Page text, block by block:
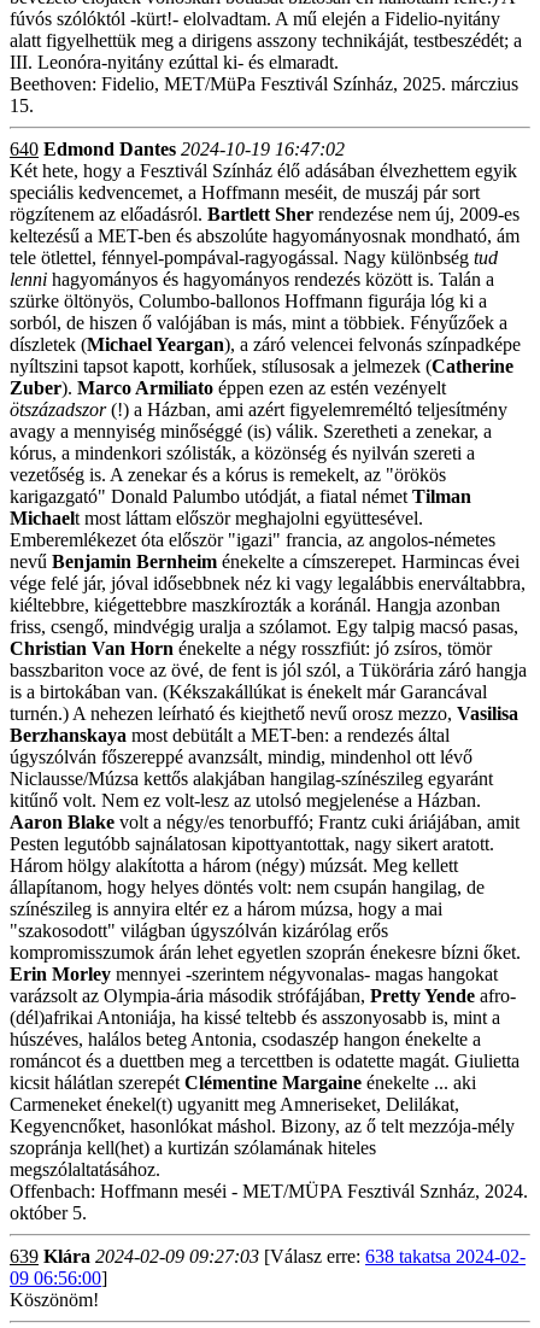
fúvós szólóktól -kürt!- elolvadtam. A mű elején a Fidelio-nyitány
alatt figyelhettük meg a dirigens asszony technikáját, testbeszédét; a
III. Leonóra-nyitány ezúttal ki- és elmaradt.
Beethoven: Fidelio, MET/MüPa Fesztivál Színház, 2025. márczius
15.
640 Edmond Dantes 2024-10-19 16:47:02
Két hete, hogy a Fesztivál Színház élő adásában élvezhettem egyik
speciális kedvencemet, a Hoffmann meséit, de muszáj pár sort
rögzítenem az előadásról. Bartlett Sher rendezése nem új, 2009-es
keltezésű a MET-ben és abszolúte hagyományosnak mondható, ám
tele ötlettel, fénnyel-pompával-ragyogással. Nagy különbség tud
lenni hagyományos és hagyományos rendezés között is. Talán a
szürke öltönyös, Columbo-ballonos Hoffmann figurája lóg ki a
sorból, de hiszen ő valójában is más, mint a többiek. Fényűzőek a
díszletek (Michael Yeargan), a záró velencei felvonás színpadképe
nyíltszini tapsot kapott, korhűek, stílusosak a jelmezek (Catherine
Zuber). Marco Armiliato éppen ezen az estén vezényelt
ötszázadszor(!) a Házban, ami azért figyelemreméltó teljesítmény
avagy a mennyiség minőséggé (is) válik. Szeretheti a zenekar, a
kórus, a mindenkori szólisták, a közönség és nyilván szereti a
vezetőség is. A zenekar és a kórus is remekelt, az "örökös
karigazgató" Donald Palumbo utódját, a fiatal német Tilman
Michaelt most láttam először meghajolni együttesével.
Emberemlékezet óta először "igazi" francia, az angolos-németes
nevű Benjamin Bernheim énekelte a címszerepet. Harmincas évei
vége felé jár, jóval idősebbnek néz ki vagy legalábbis enerváltabbra,
kiéltebbre, kiégettebbre maszkírozták a koránál. Hangja azonban
friss, csengő, mindvégig uralja a szólamot. Egy talpig macsó pasas,
Christian Van Horn énekelte a négy rosszfiút: jó zsíros, tömör
basszbariton voce az övé, de fent is jól szól, a Tükörária záró hangja
is a birtokában van. (Kékszakállúkat is énekelt már Garancával
turnén.) A nehezen leírható és kiejthető nevű orosz mezzo, Vasilisa
Berzhanskaya most debütált a MET-ben: a rendezés által
úgyszólván főszereppé avanzsált, mindig, mindenhol ott lévő
Niclausse/Múzsa kettős alakjában hangilag-színészileg egyaránt
kitűnő volt. Nem ez volt-lesz az utolsó megjelenése a Házban.
Aaron Blake volt a négy/es tenorbuffó; Frantz cuki áriájában, amit
Pesten legutóbb sajnálatosan kipottyantottak, nagy sikert aratott.
Három hölgy alakította a három (négy) múzsát. Meg kellett
állapítanom, hogy helyes döntés volt: nem csupán hangilag, de
színészileg is annyira eltér ez a három múzsa, hogy a mai
"szakosodott" világban úgyszólván kizárólag erős
kompromisszumok árán lehet egyetlen szoprán énekesre bízni őket.
Erin Morley mennyei -szerintem négyvonalas- magas hangokat
varázsolt az Olympia-ária második strófájában, Pretty Yende afro-
(dél)afrikai Antoniája, ha kissé teltebb és asszonyosabb is, mint a
húszéves, halálos beteg Antonia, csodaszép hangon énekelte a
románcot és a duettben meg a tercettben is odatette magát. Giulietta
kicsit hálátlan szerepét Clémentine Margaine énekelte ... aki
Carmeneket énekel(t) ugyanitt meg Amneriseket, Delilákat,
Kegyencnőket, hasonlókat máshol. Bizony, az ő telt mezzója-mély
szopránja kell(het) a kurtizán szólamának hiteles
megszólaltatásához.
Offenbach: Hoffmann meséi - MET/MÜPA Fesztivál Sznház, 2024.
október 5.
639 Klára 2024-02-09 09:27:03 [Válasz erre: 638 takatsa 2024-02-
09 06:56:00]
Köszönöm!